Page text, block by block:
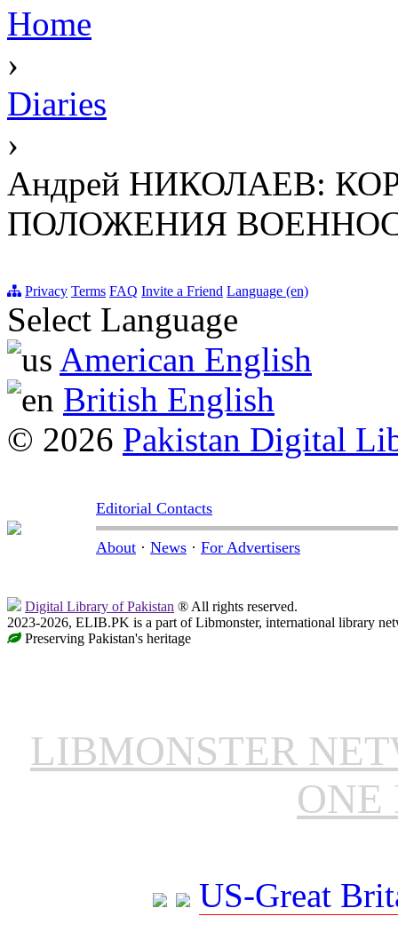
Home
›
Diaries
›
Андрей НИКОЛАЕВ:
ПОЛОЖЕНИЯ
Privacy Terms FAQ Invite a Friend Language (en)
Select Language
American English
British English
© 2026 Pakistan Digital
Editorial Contacts
About · News · For Advertisers
Digital Library of Pakistan ® All rights reserved.
2023-2026, ELIB.PK is a part of Libmonster, international library
Preserving Pakistan's heritage
LIBMONSTER
ONE
US-Great